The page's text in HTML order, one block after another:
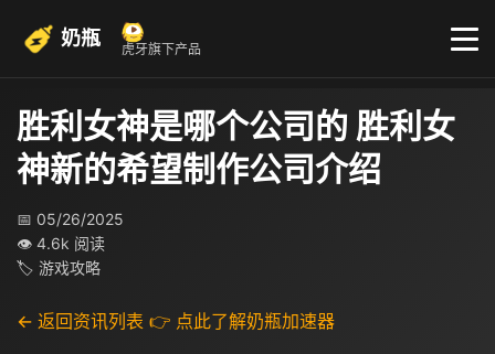
奶瓶 虎牙旗下产品
胜利女神是哪个公司的 胜利女
神新的希望制作公司介绍
📅 05/26/2025
👁 4.6k 阅读
🏷 游戏攻略
← 返回资讯列表 👉 点此了解奶瓶加速器